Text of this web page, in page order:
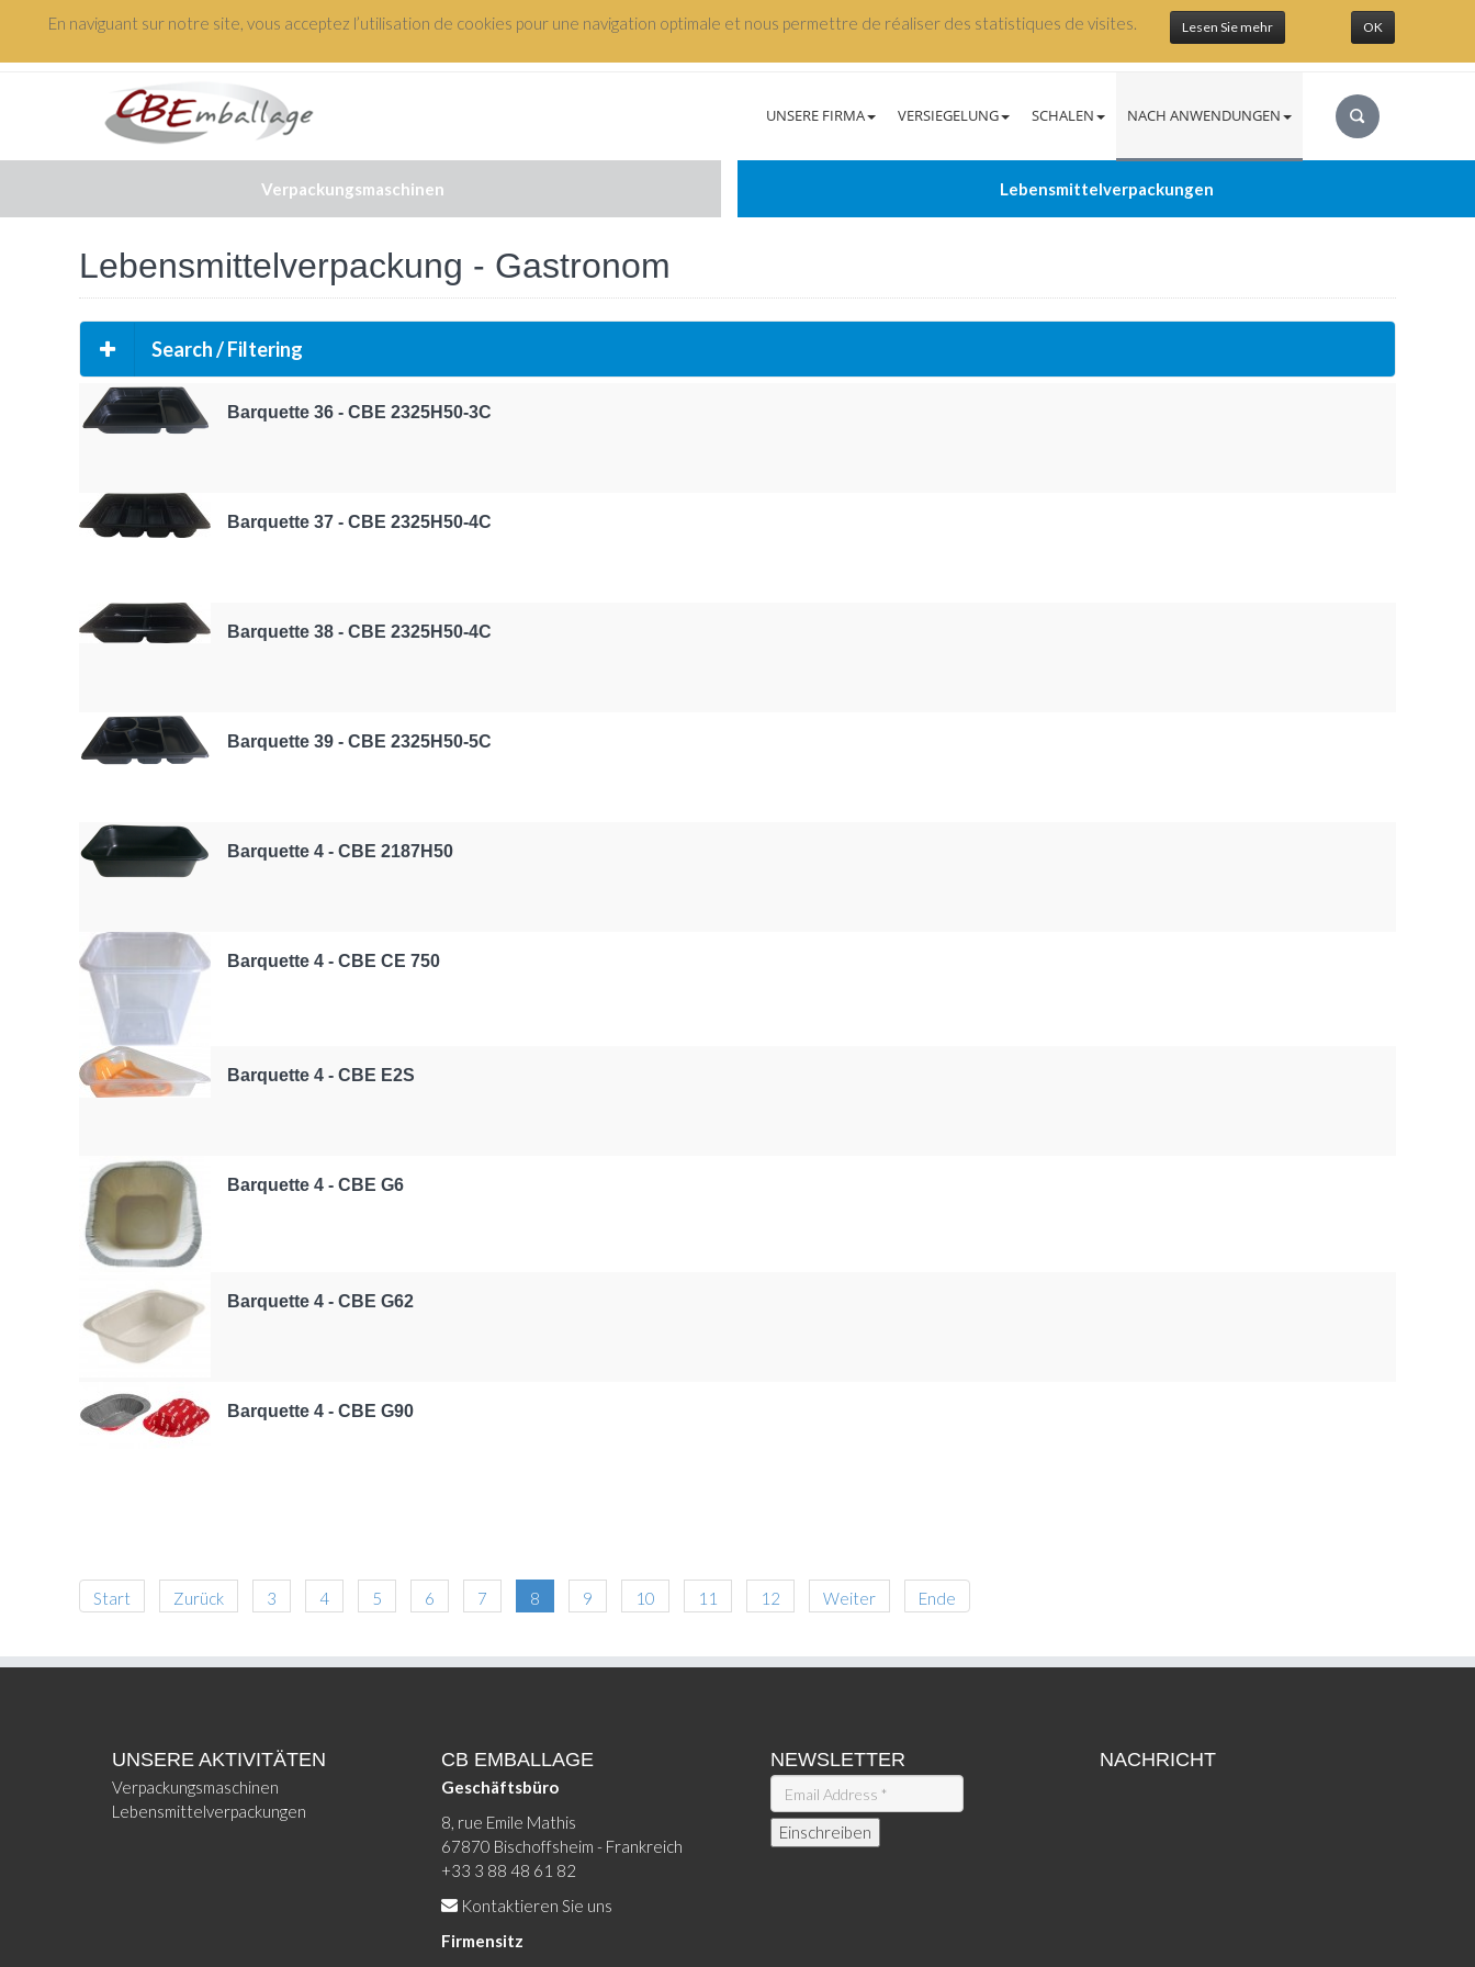
En naviguant sur notre site, vous acceptez l’utilisation de cookies pour une navigation optimale et nous permettre de réaliser des statistiques de visites. Lesen Sie mehr OK
+(33) 3 88 48 61 82
UNSERE FIRMA VERSIEGELUNG SCHALEN NACH ANWENDUNGEN
Verpackungsmaschinen Lebensmittelverpackungen
Lebensmittelverpackung - Gastronom
Search / Filtering
Barquette 36 - CBE 2325H50-3C
Barquette 37 - CBE 2325H50-4C
Barquette 38 - CBE 2325H50-4C
Barquette 39 - CBE 2325H50-5C
Barquette 4 - CBE 2187H50
Barquette 4 - CBE CE 750
Barquette 4 - CBE E2S
Barquette 4 - CBE G6
Barquette 4 - CBE G62
Barquette 4 - CBE G90
Start Zurück 3 4 5 6 7 8 9 10 11 12 Weiter Ende
UNSERE AKTIVITÄTEN
Verpackungsmaschinen
Lebensmittelverpackungen
CB EMBALLAGE
Geschäftsbüro
8, rue Emile Mathis
67870 Bischoffsheim - Frankreich
+33 3 88 48 61 82
Kontaktieren Sie uns
Firmensitz
NEWSLETTER NACHRICHT